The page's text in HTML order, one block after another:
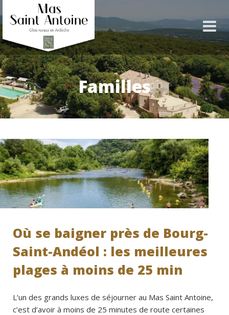
Familles
Où se baigner près de Bourg-
Saint-Andéol : les meilleures
plages à moins de 25 min
L’un des grands luxes de séjourner au Mas Saint Antoine,
c’est d’avoir à moins de 25 minutes de route certaines